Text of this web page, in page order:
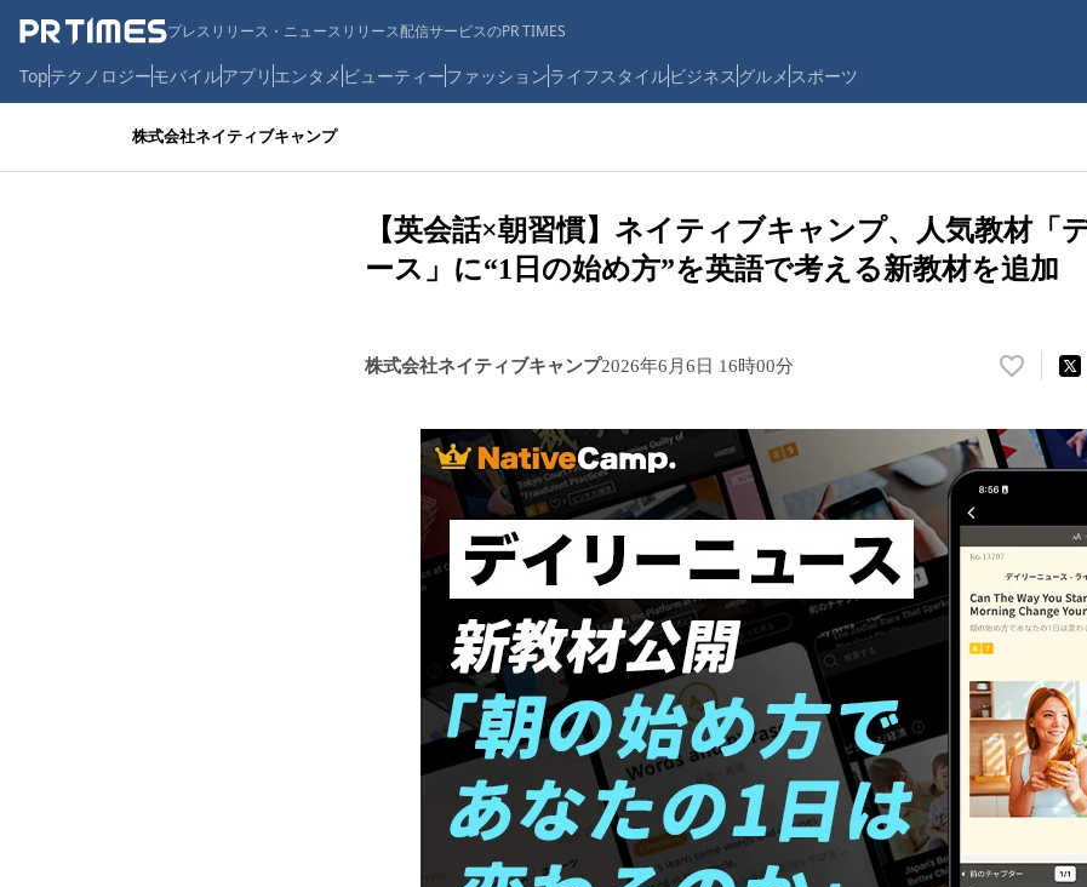
プレスリリース・ニュースリリース配信サービスのPR TIMES
Topテクノロジーモバイルアプリ エンタメ ビューティーファッションライフスタイルビジネス グルメ スポーツ
株式会社ネイティブキャンプ
【英会話×朝習慣】ネイティブキャンプ、人気教材「
ース」に“1日の始め方”を英語で考える新教材を追加
株式会社ネイティブキャンプ2026年6月6日 16時00分
い
ね
！
読
込
み
中
す